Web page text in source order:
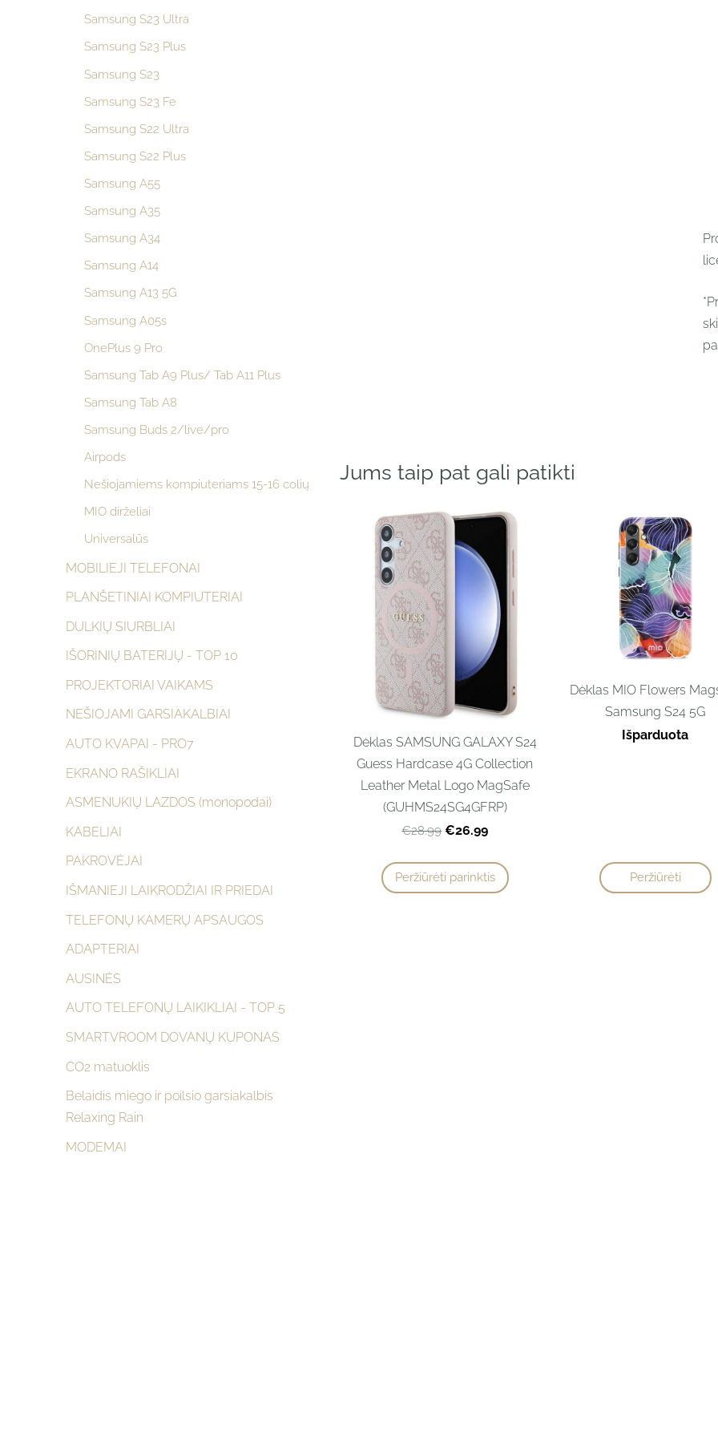
Samsung S23 Ultra
Samsung S23 Plus
Samsung S23
Samsung S23 Fe
Samsung S22 Ultra
Samsung S22 Plus
Samsung A55
Samsung A35
Samsung A34
Samsung A14
Samsung A13 5G
Samsung A05s
OnePlus 9 Pro
Samsung Tab A9 Plus/ Tab A11 Plus
Samsung Tab A8
Samsung Buds 2/live/pro
Airpods
Nešiojamiems kompiuteriams 15-16 colių
MIO dirželiai
Universalūs
MOBILIEJI TELEFONAI
PLANŠETINIAI KOMPIUTERIAI
DULKIŲ SIURBLIAI
IŠORINIŲ BATERIJŲ - TOP 10
PROJEKTORIAI VAIKAMS
NEŠIOJAMI GARSIAKALBIAI
AUTO KVAPAI - PRO7
EKRANO RAŠIKLIAI
ASMENUKIŲ LAZDOS (monopodai)
KABELIAI
PAKROVĖJAI
IŠMANIEJI LAIKRODŽIAI IR PRIEDAI
TELEFONŲ KAMERŲ APSAUGOS
ADAPTERIAI
AUSINĖS
AUTO TELEFONŲ LAIKIKLIAI - TOP 5
SMARTVROOM DOVANŲ KUPONAS
CO2 matuoklis
Belaidis miego ir poilsio garsiakalbis
Relaxing Rain
MODEMAI
Jums taip pat gali patikti
Dėklas SAMSUNG GALAXY S24
Guess Hardcase 4G Collection
Leather Metal Logo MagSafe
(GUHMS24SG4GFRP)
€28.99 €26.99
Peržiūrėti parinktis
Dėklas MIO Flowers
Samsung S24 5G
Išparduota
Peržiūrėti